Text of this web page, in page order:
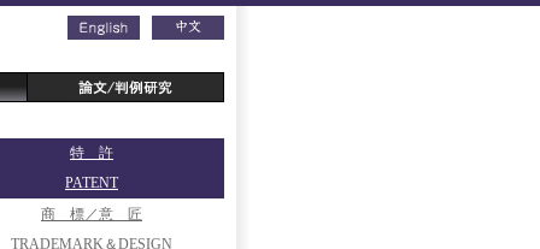
特 許
PATENT
商 標／意 匠
TRADEMARK＆DESIGN